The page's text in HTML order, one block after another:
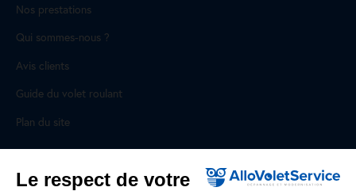
Nos prestations
Qui sommes-nous ?
Avis clients
Guide du volet roulant
Plan du site
Pour les professionnels
Le respect de votre